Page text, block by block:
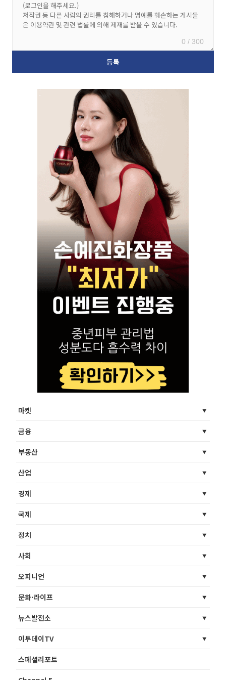
0 / 300
마켓
금융
부동산
산업
경제
국제
정치
사회
오피니언
문화·라이프
뉴스발전소
이투데이TV
스페셜리포트